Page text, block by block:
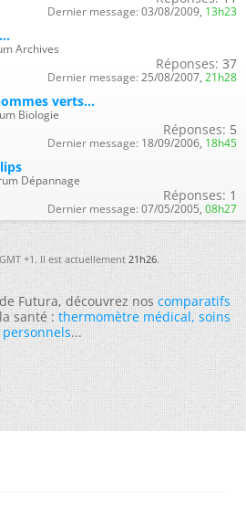
Dernier message: 03/08/2009, 13h23
Archives
Réponses: 37
Dernier message: 25/08/2007, 21h28
verts...
Biologie
Réponses: 5
Dernier message: 18/09/2006, 18h45
Dépannage
Réponses: 1
Dernier message: 07/05/2005, 08h27
+1. Il est actuellement21h26.
Futura, découvrez noscomparatifs
santé :thermomètre médical,soins
personnels...